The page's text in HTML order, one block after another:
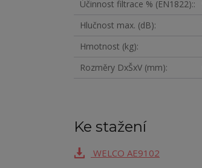
Účinnost filtrace % (EN1822):
Hlučnost max. (dB)
Hmotnost (kg)
Rozměry DxŠxV (mm)
Ke stažení
WELCO AE9102